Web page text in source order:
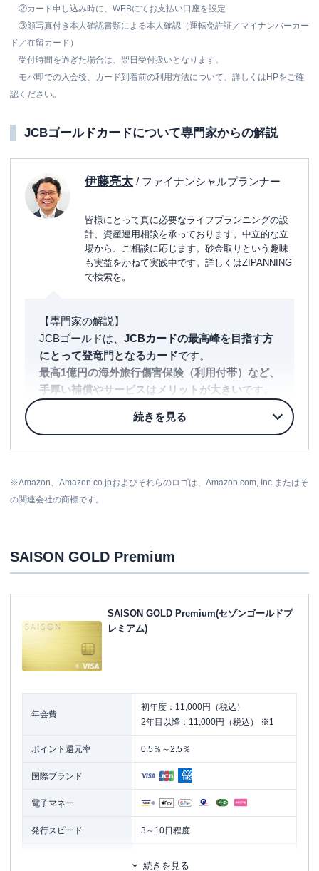
②カード申し込み時に、WEBにてお支払い口座を設定
③顔写真付き本人確認書類による本人確認（運転免許証／マイナンバーカー
ド／在留カード）
受付時間を過ぎた場合は、翌日受付扱いとなります。
モバ即での入会後、カード到着前の利用方法について、詳しくはHPをご確
認ください。
JCBゴールドカードについて専門家からの解説
伊藤亮太 / ファイナンシャルプランナー
皆様にとって真に必要なライフプランニングの設
計、資産運用相談を承っております。中立的な立
場から、ご相談に応じます。砂金取りという趣味
も実益をかねて実践中です。詳しくはZIPANNING
で検索を。
【専門家の解説】
JCBゴールドは、 JCBカードの最高峰を目指す方
にとって登竜門となるカードです。
最高1億円の海外旅行傷害保険（利用付帯）など、
手厚い補償やサービスはメリットが大きいです。
貰えたりと特典もありますので、うまく利用して
※Amazon、Amazon.co.jpおよびそれらのロゴは、Amazon.com, Inc.またはそ
の関連会社の商標です。
SAISON GOLD Premium
SAISON GOLD Premium(セゾンゴールドプ
レミアム)
年会費
初年度：11,000円（税込）
2年目以降：11,000円（税込） ※1
ポイント還元率 0.5％～2.5％
国際ブランド
電子マネー
発行スピード 3～10日程度
続きを見る